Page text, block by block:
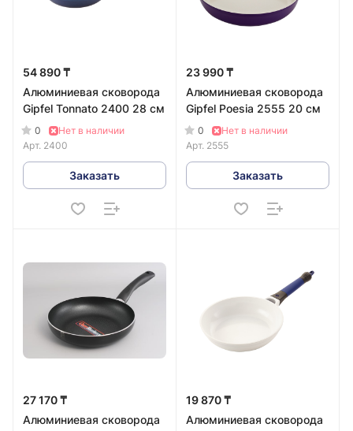
54 890 ₸
Алюминиевая сковорода
Gipfel Tonnato 2400 28 см
0
Нет в наличии
Арт. 2400
Заказать
23 990 ₸
Алюминиевая сковорода
Gipfel Poesia 2555 20 см
0
Нет в наличии
Арт. 2555
Заказать
27 170 ₸
Алюминиевая сковорода
19 870 ₸
Алюминиевая сковорода